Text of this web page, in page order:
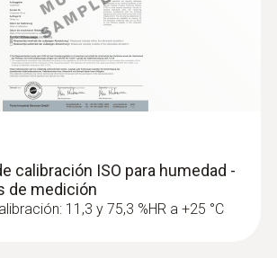
calibración ISO para humedad -
de medición
11,3 y 75,3 %HR a +25 °C